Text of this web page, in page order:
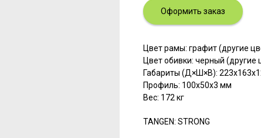
Оформить заказ
Цвет рамы: графит (другие
Цвет обивки: черный (другие
Габариты (Д×Ш×В):
Профиль: 100х50х3 мм
Вес: 172 кг
TANGEN: STRONG